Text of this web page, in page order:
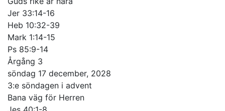
Jer 33:14-16
Heb 10:32-39
Mark 1:14-15
Ps 85:9-14
Årgång 3
söndag 17 december, 2028
3:e söndagen i advent
Bana väg för Herren